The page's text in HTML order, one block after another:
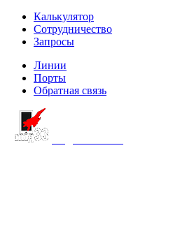
Калькулятор
Сотрудничество
Запросы
Линии
Порты
Обратная связь